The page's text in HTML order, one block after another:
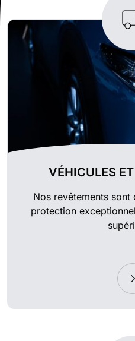
VÉHICULES
Nos revêtements
protection